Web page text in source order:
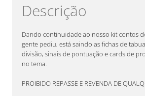
Descrição
Dando continuidade ao nosso kit contos
gente pediu, está saindo as fichas de
divisão, sinais de pontuação e cards de
no tema.
PROIBIDO REPASSE E REVENDA DE